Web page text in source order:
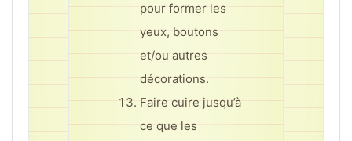
pour former les
yeux, boutons
et/ou autres
décorations.
Faire cuire jusqu’à
ce que les